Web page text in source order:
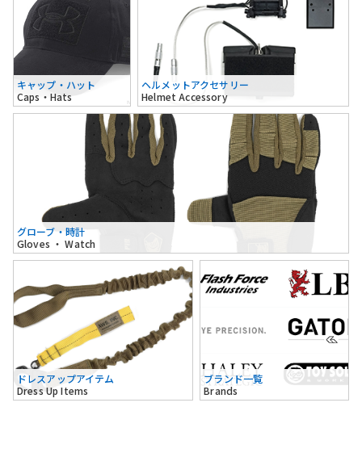
キャップ・ハット
Caps・Hats
ヘルメットアクセサリー
Helmet Accessory
グローブ・時計
Gloves ・ Watch
ドレスアップアイテム
Dress Up Items
ブランド一覧
Brands